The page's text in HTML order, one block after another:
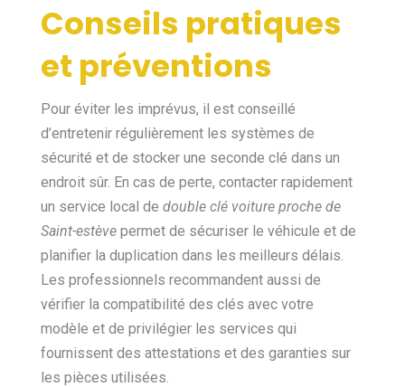
Conseils pratiques
et préventions
Pour éviter les imprévus, il est conseillé
d’entretenir régulièrement les systèmes de
sécurité et de stocker une seconde clé dans un
endroit sûr. En cas de perte, contacter rapidement
un service local de double clé voiture proche de
Saint-estèvepermet de sécuriser le véhicule et de
planifier la duplication dans les meilleurs délais.
Les professionnels recommandent aussi de
vérifier la compatibilité des clés avec votre
modèle et de privilégier les services qui
fournissent des attestations et des garanties sur
les pièces utilisées.